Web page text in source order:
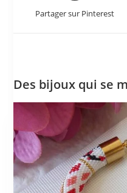
Partager sur Pinterest
Des bijoux qui se